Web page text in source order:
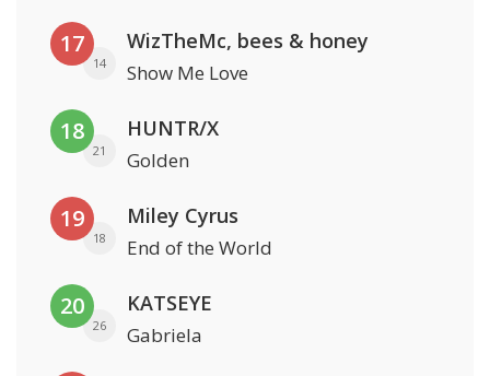
17
14
WizTheMc, bees & honey
Show Me Love
18
21
HUNTR/X
Golden
19
18
Miley Cyrus
End of the World
20
26
KATSEYE
Gabriela